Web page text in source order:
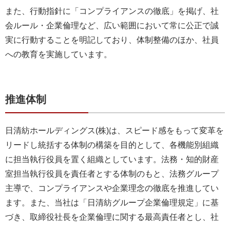
また、行動指針に「コンプライアンスの徹底」を掲げ、社
会ルール・企業倫理など、広い範囲において常に公正で誠
実に行動することを明記しており、体制整備のほか、社員
への教育を実施しています。
推進体制
日清紡ホールディングス(株)は、スピード感をもって変革を
リードし統括する体制の構築を目的として、各機能別組織
に担当執行役員を置く組織としています。法務・知的財産
室担当執行役員を責任者とする体制のもと、法務グループ
主導で、コンプライアンスや企業理念の徹底を推進してい
ます。また、当社は「日清紡グループ企業倫理規定」に基
づき、取締役社長を企業倫理に関する最高責任者とし、社